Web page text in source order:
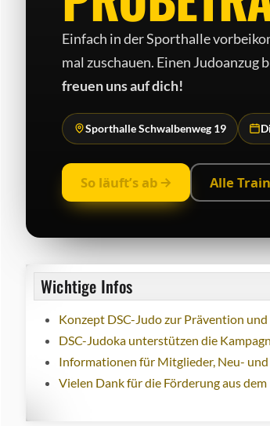
Einfach in der Sporthalle
mal zuschauen. Einen Judo­anzug
freuen uns auf dich!
Sporthalle Schwalbenweg 19
So läuft’s ab Alle
Wichtige Infos
Konzept DSC-Judo zur Prävention
DSC-Judoka unterstützen die
Informationen für Mitglieder, Neu-
Vielen Dank für die Förderung aus